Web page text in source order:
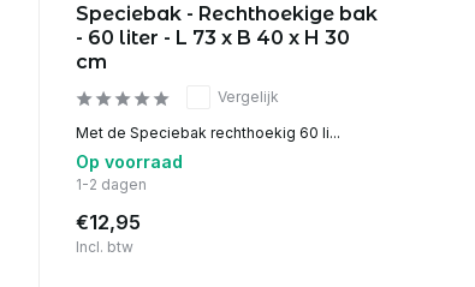
Speciebak - Rechthoekige bak
- 60 liter - L 73 x B 40 x H 30
cm
Vergelijk
Met de Speciebak rechthoekig 60 li...
Op voorraad
1-2 dagen
€12,95
Incl. btw